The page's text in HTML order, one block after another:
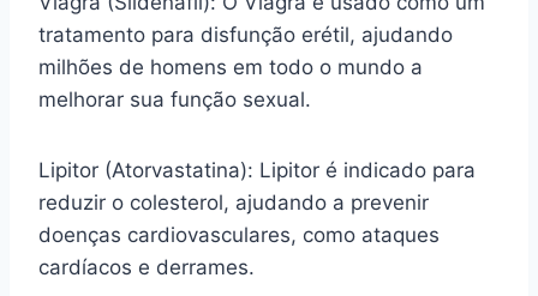
tratamento para disfunção erétil, ajudando
milhões de homens em todo o mundo a
melhorar sua função sexual.
Lipitor (Atorvastatina): Lipitor é indicado para
reduzir o colesterol, ajudando a prevenir
doenças cardiovasculares, como ataques
cardíacos e derrames.